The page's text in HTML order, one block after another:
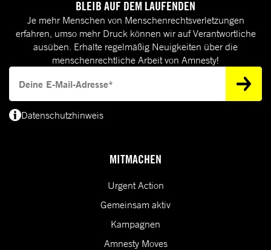
MITMACHEN
Urgent Action
Gemeinsam aktiv
Kampagnen
Amnesty Moves
BLEIB AUF DEM LAUFENDEN
Je mehr Menschen von Menschenrechtsverletzungen
erfahren, umso mehr Druck können wir auf Verantwortliche
ausüben. Erhalte regelmäßig Neuigkeiten über die
menschenrechtliche Arbeit von Amnesty!
Datenschutzhinweis